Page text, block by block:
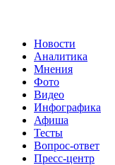
Новости
Аналитика
Мнения
Фото
Видео
Инфографика
Афиша
Тесты
Вопрос-ответ
Пресс-центр